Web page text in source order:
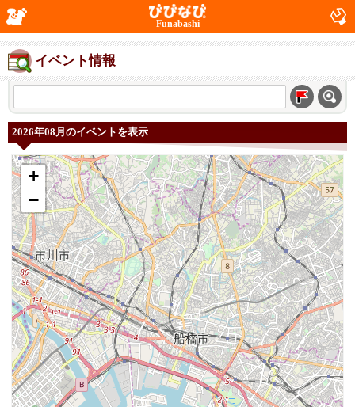
Funabashi
イベント情報
2026年08月のイベントを表示
+
−